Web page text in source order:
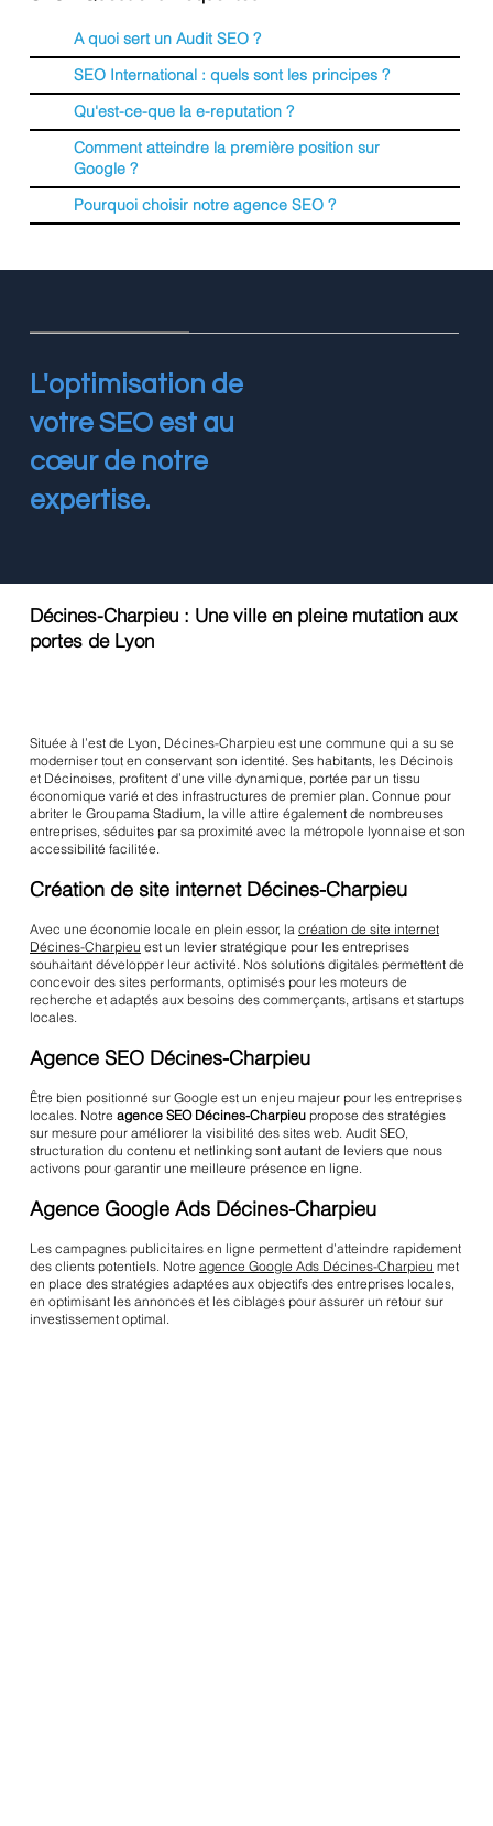
A quoi sert un Audit SEO ?
SEO International : quels sont les principes ?
Qu'est-ce-que la e-reputation ?
Comment atteindre la première position sur
Google ?
Pourquoi choisir notre agence SEO ?
L'optimisation de
votre SEO est au
cœur de notre
expertise.
Décines-Charpieu : Une ville en pleine mutation aux
portes de Lyon
Située à l’est de Lyon, Décines-Charpieu est une commune qui a su se
moderniser tout en conservant son identité. Ses habitants, les Décinois
et Décinoises, profitent d’une ville dynamique, portée par un tissu
économique varié et des infrastructures de premier plan. Connue pour
abriter le Groupama Stadium, la ville attire également de nombreuses
entreprises, séduites par sa proximité avec la métropole lyonnaise et son
accessibilité facilitée.
Création de site internet Décines-Charpieu
Avec une économie locale en plein essor, lacréation de site internet
Décines-Charpieu est un levier stratégique pour les entreprises
souhaitant développer leur activité. Nos solutions digitales permettent de
concevoir des sites performants, optimisés pour les moteurs de
recherche et adaptés aux besoins des commerçants, artisans et startups
locales.
Agence SEO Décines-Charpieu
Être bien positionné sur Google est un enjeu majeur pour les entreprises
locales. Notreagence SEO Décines-Charpieu propose des stratégies
sur mesure pour améliorer la visibilité des sites web. Audit SEO,
structuration du contenu et netlinking sont autant de leviers que nous
activons pour garantir une meilleure présence en ligne.
Agence Google Ads Décines-Charpieu
Les campagnes publicitaires en ligne permettent d’atteindre rapidement
des clients potentiels. Notreagence Google Ads Décines-Charpieu met
en place des stratégies adaptées aux objectifs des entreprises locales,
en optimisant les annonces et les ciblages pour assurer un retour sur
investissement optimal.